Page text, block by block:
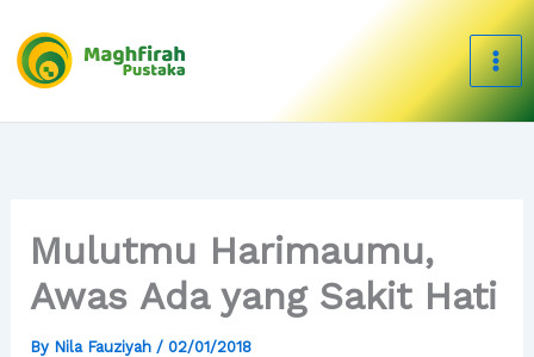
content
Mulutmu Harimaumu,
Awas Ada yang Sakit Hati
By Nila Fauziyah / 02/01/2018